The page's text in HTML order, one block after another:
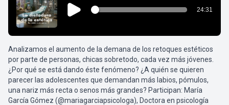
Analizamos el aumento de la demana de los retoques estéticos
por parte de personas, chicas sobretodo, cada vez más jóvenes.
¿Por qué se está dando éste fenómeno? ¿A quién se quieren
parecer las adolescentes que demandan más labios, pómulos,
una nariz más recta o senos más grandes? Participan: María
García Gómez (@mariagarciapsicologa), Doctora en psicología